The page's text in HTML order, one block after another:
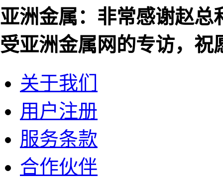
亚洲金属：非常感谢赵总
受亚洲金属网的专访，祝
关于我们
用户注册
服务条款
合作伙伴